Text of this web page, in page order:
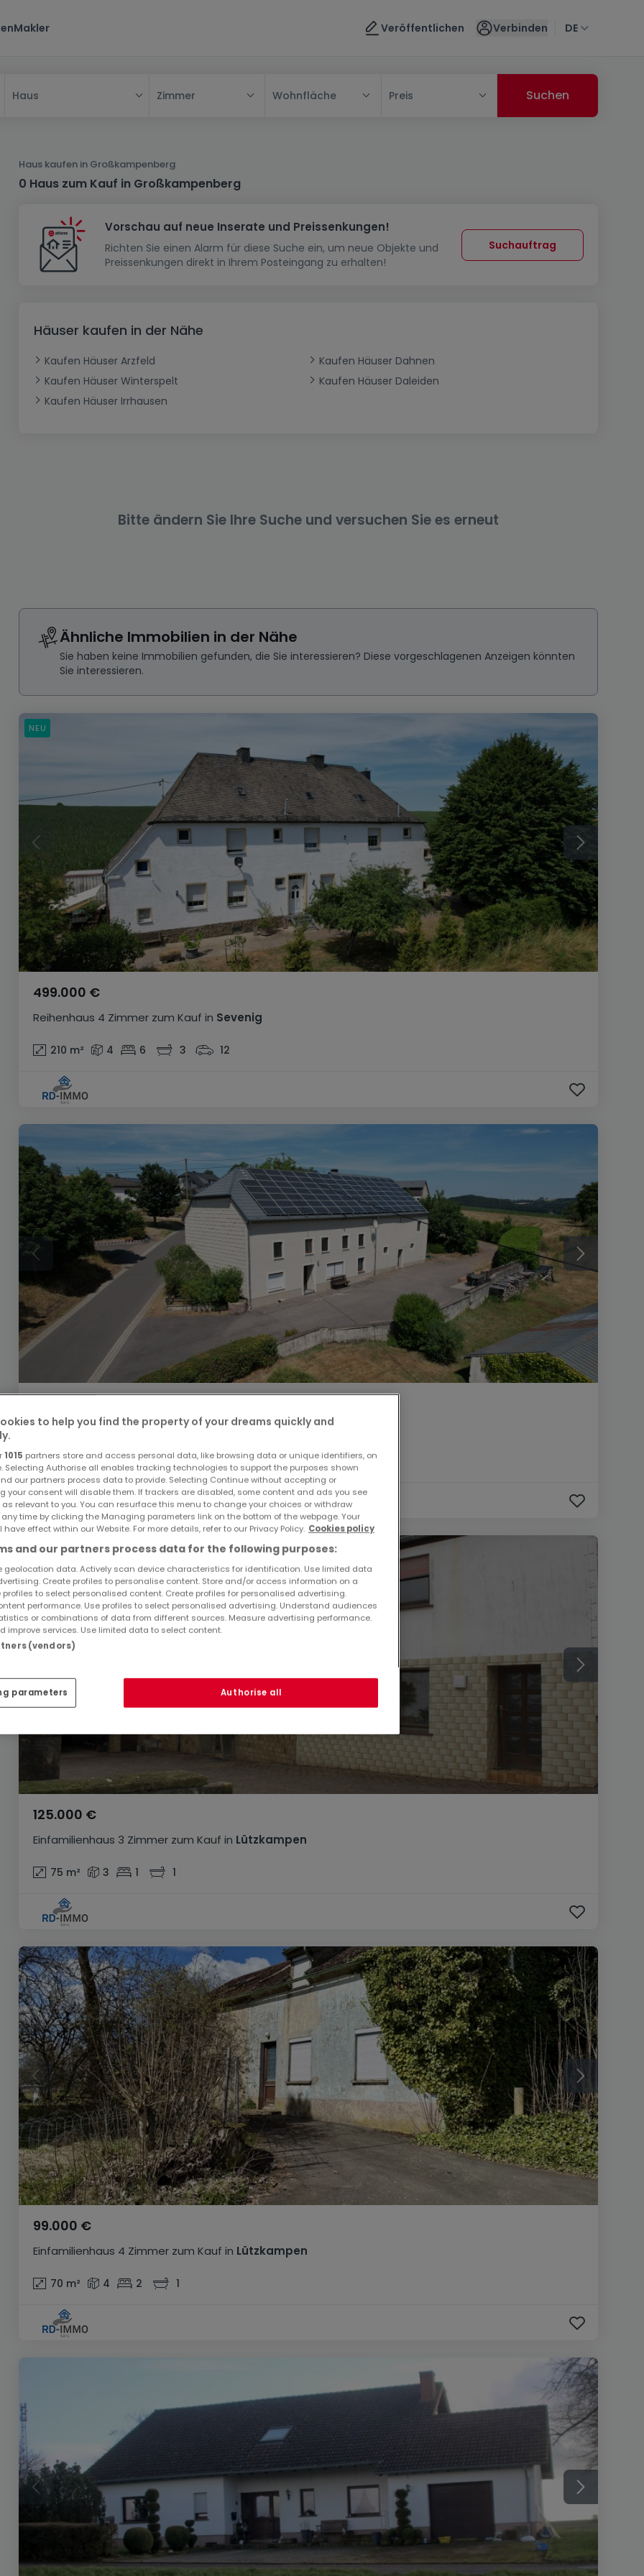
Makler Veröffentlichen Verbinden DE
Haus
Haus
Reihenhaus
Doppelhaushälfte
Schloss
Hof
Bauernhaus
Landhaus
Wohnung
Schlafzimmer
1-Zimmer-Apartment
Dreigeschossige Wohnung
Loft
Dachgeschoss
Erdgeschoss
Wohnanlage
Wohnsiedlung
Haus bauen
Musterhaus
Renditeobjekt
Kein Bauland
Gewerbliches Grundstück
Garage - Parkplatz
Carport
Garage
Büro
Büro
Gewerbe
Ladenfläche
Geschäft
Zimmer Wohnfläche Preis
Haus kaufen in Großkampenberg
0 Haus zum Kauf in Großkampenberg
Vorschau auf neue Inserate und Preissenkungen!
Richten Sie einen Alarm für diese Suche ein, um neue Objekte und
Preissenkungen direkt in Ihrem Posteingang zu erhalten!
Suchauftrag
Häuser kaufen in der Nähe
Kaufen Häuser Arzfeld
Kaufen Häuser Dahnen
Kaufen Häuser Winterspelt
Kaufen Häuser Daleiden
Kaufen Häuser Irrhausen
Bitte ändern Sie Ihre Suche und versuchen Sie es erneut
Ähnliche Immobilien in der Nähe
Sie haben keine Immobilien gefunden, die Sie interessieren? Diese vorgeschlagenen Anzeigen könnten
Sie interessieren.
Reihenhaus 4 Zimmer zum Kauf in Sevenig
499.000 €
210 m² 4 6 3 12
NEU
Einfamilienhaus5 Zimmerzum KaufinSevenig
160 m² 5 4 2 9
Einfamilienhaus 3 Zimmer zum Kauf in Lützkampen
125.000 €
75 m² 3 1 1
Einfamilienhaus 4 Zimmer zum Kauf in Lützkampen
99.000 €
70 m² 4 2 1
to help you find the property of your dreams quickly and
1015 partners store and access personal data, like browsing data or unique identifiers, on
Selecting Authorise all enables tracking technologies to support the purposes shown
our partners process data to provide. Selecting Continue without accepting or
your consent will disable them. If trackers are disabled, some content and ads you see
as relevant to you. You can resurface this menu to change your choices or withdraw
time by clicking the Managing parameters link on the bottom of the webpage. Your
have effect within our Website. For more details, refer to our Privacy Policy. Cookies policy
and our partners process data for the following purposes:
geolocation data. Actively scan device characteristics for identification. Use limited data
Create profiles to personalise content. Store and/or access information on a
profiles to select personalised content. Create profiles for personalised advertising.
performance. Use profiles to select personalised advertising. Understand audiences
or combinations of data from different sources. Measure advertising performance.
improve services. Use limited data to select content.
(vendors)
parameters Authorise all